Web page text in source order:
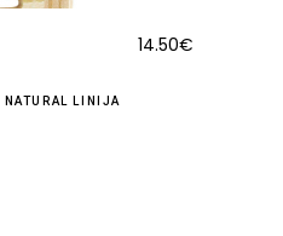
14.50€
NATURAL LINIJA